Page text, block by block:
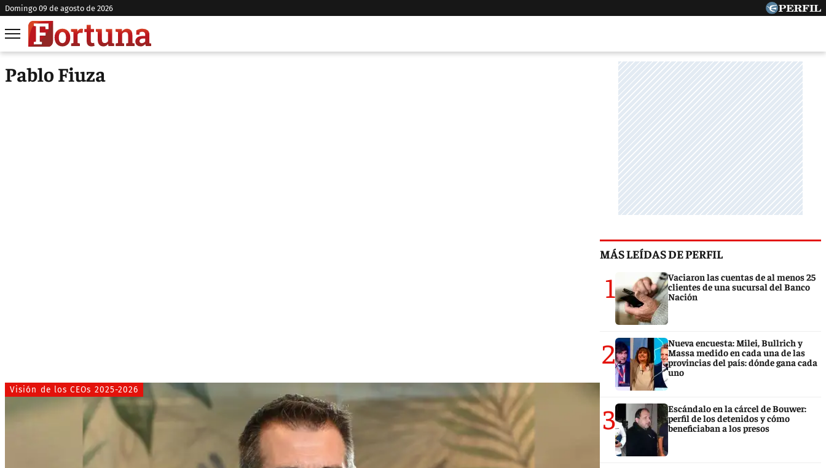
domingo 09 de agosto de 2026
Pablo Fiuza
Visión de los CEOs 2025-2026
MÁS LEÍDAS DE PERFIL
1
Vaciaron las cuentas de al menos 25
clientes de una sucursal del Banco
Nación
2
Nueva encuesta: Milei, Bullrich y
Massa medido en cada una de las
provincias del país: dónde gana cada
uno
3
Escándalo en la cárcel de Bouwer:
perfil de los detenidos y cómo
beneficiaban a los presos